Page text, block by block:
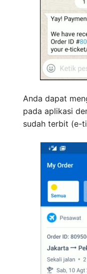
Anda dapat
pada aplikasi
sudah terbit (e-